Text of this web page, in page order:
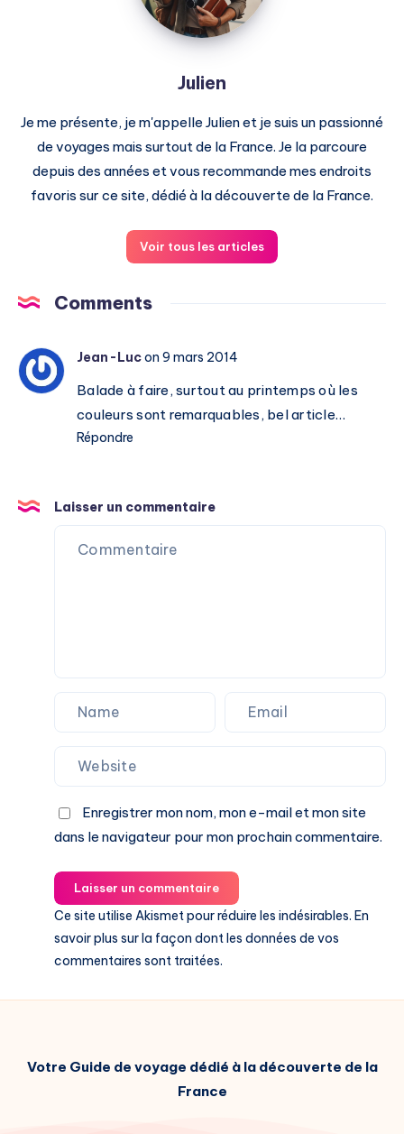
Julien
Je me présente, je m'appelle Julien et je suis un passionné
de voyages mais surtout de la France. Je la parcoure
depuis des années et vous recommande mes endroits
favoris sur ce site, dédié à la découverte de la France.
Voir tous les articles
Comments
Jean-Lucon 9 mars 2014
Balade à faire, surtout au printemps où les
couleurs sont remarquables, bel article…
Répondre
Laisser un commentaire
Enregistrer mon nom, mon e-mail et mon site
dans le navigateur pour mon prochain commentaire.
Laisser un commentaire
Ce site utilise Akismet pour réduire les indésirables. En
savoir plus sur la façon dont les données de vos
commentaires sont traitées.
Votre Guide de voyage dédié à la découverte de la
France